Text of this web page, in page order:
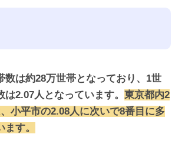
数は約28万世帯となっており、1世
2.07人となっています。 東京都内2
小平市の2.08人に次いで8番目に多
す。